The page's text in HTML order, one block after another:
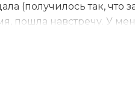
(получилось так, что
пошла навстречу. У
документы,
Валентина